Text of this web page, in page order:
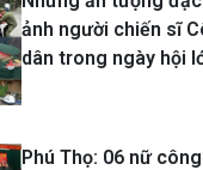
ảnh người chiến sĩ
dân trong ngày hội
Phú Thọ: 06 nữ